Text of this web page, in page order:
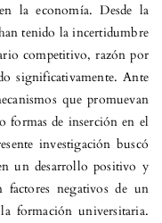
la economía. Desde la
tenido la incertidumbre
competitivo, razón por
significativamente. Ante
que promuevan
formas de inserción en el
investigación buscó
un desarrollo positivo y
factores negativos de un
formación universitaria.